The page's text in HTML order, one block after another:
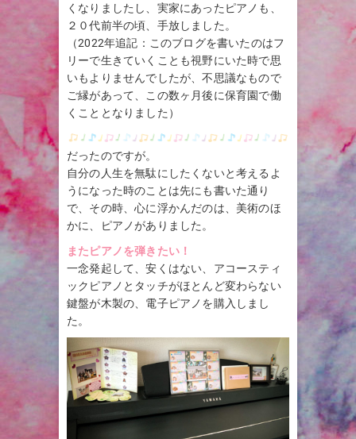
くなりましたし、実家にあったピアノも、
２０代前半の頃、手放しました。
（2022年追記：このブログを書いたのはフ
リーで生きていくことも視野にいた時で思
いもよりませんでしたが、不思議なもので
ご縁があって、この数ヶ月後に保育園で働
くこととなりました）
だったのですが。
自分の人生を無駄にしたくないと考えるよ
うになった時のことは先にも書いた通り
で、その時、心に浮かんだのは、美術のほ
かに、ピアノがありました。
またピアノを弾きたい！
一念発起して、安くはない、アコースティ
ックピアノとタッチがほとんど変わらない
鍵盤が木製の、電子ピアノを購入しまし
た。